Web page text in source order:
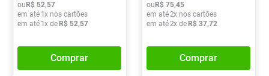
ou R$ 52,57
em até 1x nos cartões
em até 1x de R$ 52,57
Comprar
ou R$ 75,45
em até2x nos cartões
em até2x de R$ 37,72
Comprar